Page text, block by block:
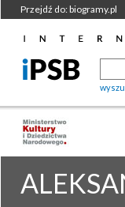
Przejdź do: biogramy.pl